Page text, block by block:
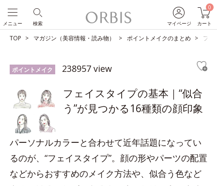
マイページ
0
カート
検索
メニュー
TOP マガジン（美容情報・読み物） ポイントメイクのまとめ フェ
ポイントメイク 238957 view
フェイスタイプの基本｜“似合
う”が見つかる16種類の顔印象
パーソナルカラーと合わせて近年話題になってい
るのが、“フェイスタイプ”。顔の形やパーツの配置
などからおすすめのメイク方法や、似合う色など